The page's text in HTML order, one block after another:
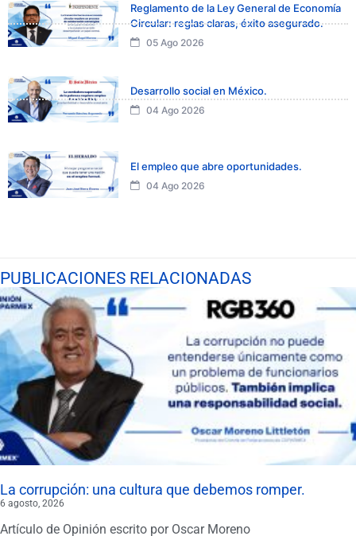
Reglamento de la Ley General de Economía
Circular: reglas claras, éxito asegurado.
05 Ago 2026
Desarrollo social en México.
04 Ago 2026
El empleo que abre oportunidades.
04 Ago 2026
PUBLICACIONES RELACIONADAS
La corrupción: una cultura que debemos romper.
6 agosto, 2026
Artículo de Opinión escrito por Oscar Moreno